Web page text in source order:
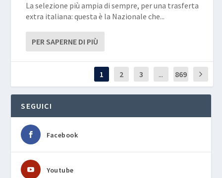
La selezione più ampia di sempre, per una trasferta
extra italiana: questa è la Nazionale che...
PER SAPERNE DI PIÙ
1 2 3 ... 869
SEGUICI
Facebook
Youtube